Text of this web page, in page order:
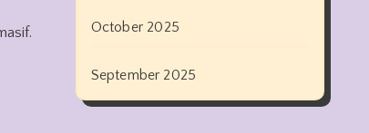
October 2025
September 2025